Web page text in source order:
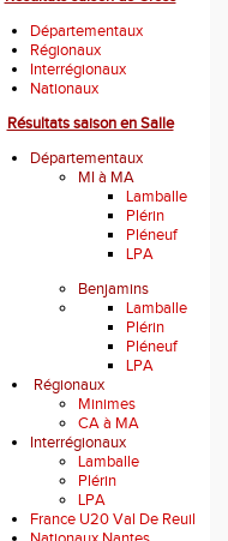
Départementaux
Régionaux
Interrégionaux
Nationaux
Résultats saison en Salle
Départementaux
MI à MA
Lamballe
Plérin
Pléneuf
LPA
Benjamins
Lamballe
Plérin
Pléneuf
LPA
Régionaux
Minimes
CA à MA
Interrégionaux
Lamballe
Plérin
LPA
France U20 Val De Reuil